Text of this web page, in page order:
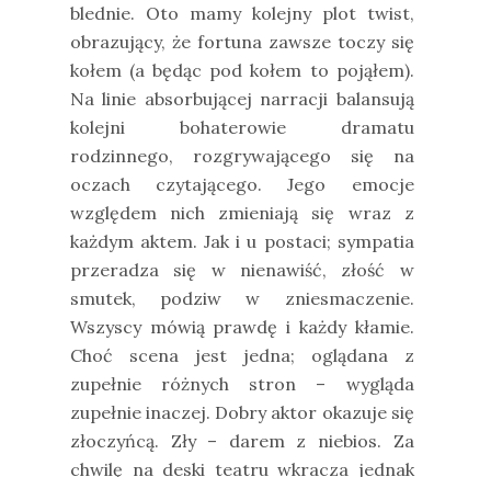
blednie. Oto mamy kolejny plot twist,
obrazujący, że fortuna zawsze toczy się
kołem (a będąc pod kołem to pojąłem).
Na linie absorbującej narracji balansują
kolejni bohaterowie dramatu
rodzinnego, rozgrywającego się na
oczach czytającego. Jego emocje
względem nich zmieniają się wraz z
każdym aktem. Jak i u postaci; sympatia
przeradza się w nienawiść, złość w
smutek, podziw w zniesmaczenie.
Wszyscy mówią prawdę i każdy kłamie.
Choć scena jest jedna; oglądana z
zupełnie różnych stron – wygląda
zupełnie inaczej. Dobry aktor okazuje się
złoczyńcą. Zły – darem z niebios. Za
chwilę na deski teatru wkracza jednak